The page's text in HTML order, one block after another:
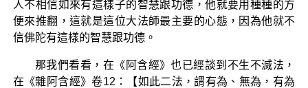
人不相信如來有這樣子的智慧跟功德，他就要用種種的方
便來推翻，這就是這位大法師最主要的心態，因為他就不
信佛陀有這樣的智慧跟功德。
那我們看看，在《阿含經》也已經談到不生不滅法，
在《雜阿含經》卷12：【如此二法，謂有為、無為，有為